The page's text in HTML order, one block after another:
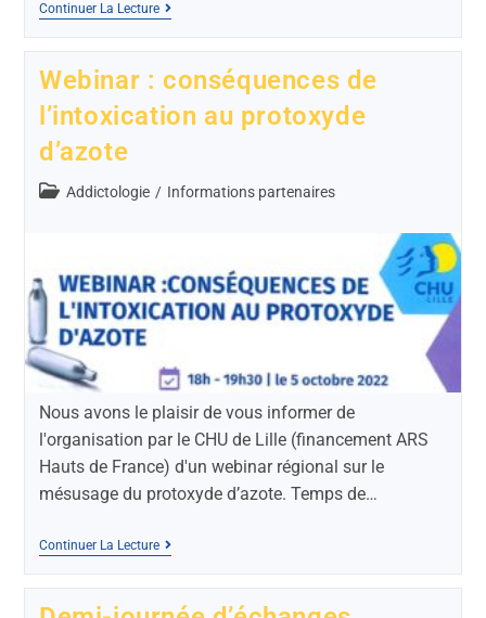
Continuer La Lecture
Webinar : conséquences de
l’intoxication au protoxyde
d’azote
Addictologie / Informations partenaires
Nous avons le plaisir de vous informer de
l'organisation par le CHU de Lille (financement ARS
Hauts de France) d'un webinar régional sur le
mésusage du protoxyde d’azote. Temps de…
Continuer La Lecture